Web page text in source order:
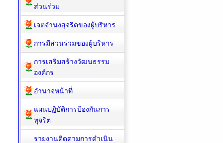
ส่วนร่วม
เจตจำนงสุจริตของผู้บริหาร
การมีส่วนร่วมของผู้บริหาร
การเสริมสร้างวัฒนธรรม
องค์กร
อำนาจหน้าที่
แผนปฏิบัติการป้องกันการ
ทุจริต
รายงานติดตามการดำเนิน